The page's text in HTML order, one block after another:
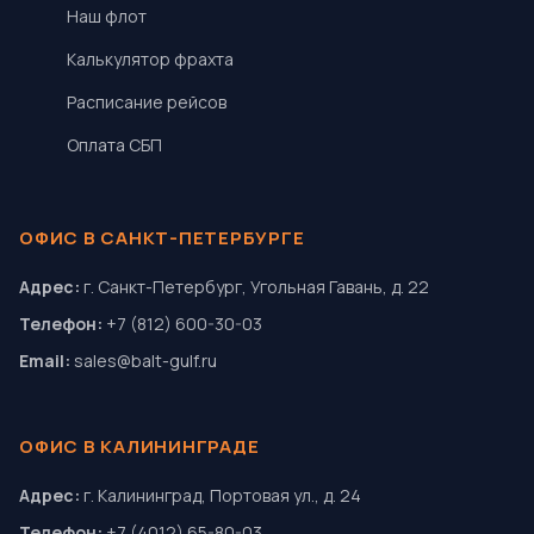
Наш флот
Калькулятор фрахта
Расписание рейсов
Оплата СБП
ОФИС В САНКТ-ПЕТЕРБУРГЕ
Адрес: г. Санкт-Петербург, Угольная Гавань, д. 22
Телефон: +7 (812) 600-30-03
Email: sales@balt-gulf.ru
ОФИС В КАЛИНИНГРАДЕ
Адрес: г. Калининград, Портовая ул., д. 24